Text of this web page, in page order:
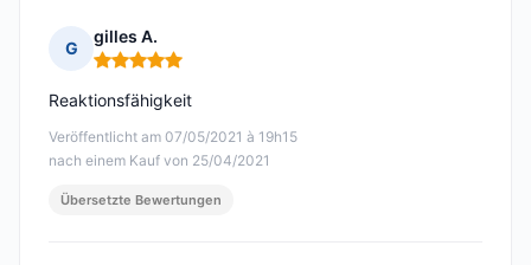
G
gilles A.
Hinweis: 5 von 5
Veröffentlicht am 07/05/2021 à 19h15
nach einem Kauf von 25/04/2021
Reaktionsfähigkeit
Übersetzte Bewertungen